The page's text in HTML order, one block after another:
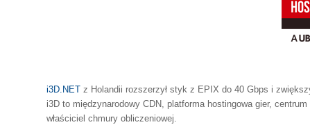
i3D.NET z Holandii rozszerzył styk z EPIX do 40 Gbps i
i3D to międzynarodowy CDN, platforma hostingowa gier,
właściciel chmury obliczeniowej.